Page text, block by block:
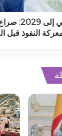
طموح ولد
النفوذ قبل